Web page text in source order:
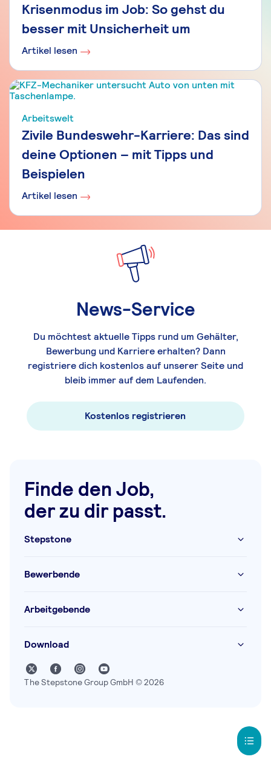
Krisenmodus im Job: So gehst du
besser mit Unsicherheit um
Artikel lesen
Arbeitswelt
Zivile Bundeswehr-Karriere: Das sind
deine Optionen – mit Tipps und
Beispielen
Artikel lesen
News-Service
Du möchtest aktuelle Tipps rund um Gehälter,
Bewerbung und Karriere erhalten? Dann
registriere dich kostenlos auf unserer Seite und
bleib immer auf dem Laufenden.
Kostenlos registrieren
Finde den Job,
der zu dir passt.
Stepstone
Bewerbende
Arbeitgebende
Download
The Stepstone Group GmbH © 2026